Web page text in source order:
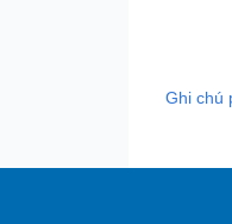
Ghi chú